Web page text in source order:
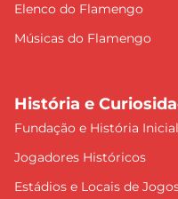
Elenco do Flamengo
Músicas do Flamengo
História e
Fundação e História Inicial
Jogadores Históricos
Estádios e Locais de